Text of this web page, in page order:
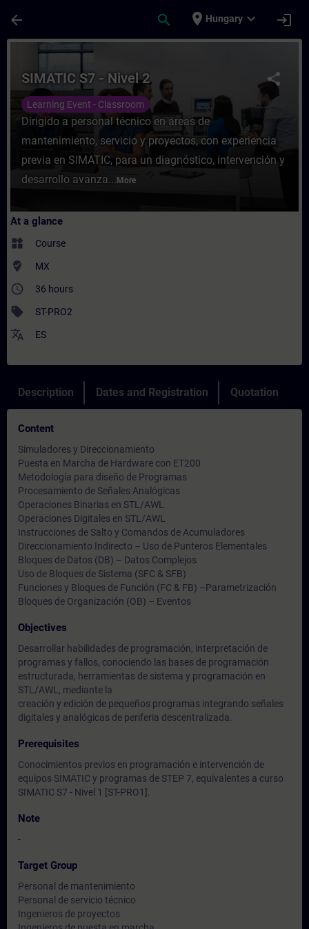
arrow_back search place Hungary expand_more login
Course - SIMATIC S7 - Nivel 2 - Training
share
SIMATIC S7 - Nivel 2
Learning Event - Classroom
Dirigido a personal técnico en áreas de
mantenimiento, servicio y proyectos, con experiencia
previa en SIMATIC, para un diagnóstico, intervención y
desarrollo avanza... More
At a glance
widgets Course
where_to_vote MX
access_time 36 hours
sell ST-PRO2
translate ES
Description Dates and Registration Quotation
Content
Simuladores y Direccionamiento
Puesta en Marcha de Hardware con ET200
Metodología para diseño de Programas
Procesamiento de Señales Analógicas
Operaciones Binarias en STL/AWL
Operaciones Digitales en STL/AWL
Instrucciones de Salto y Comandos de Acumuladores
Direccionamiento Indirecto – Uso de Punteros Elementales
Bloques de Datos (DB) – Datos Complejos
Uso de Bloques de Sistema (SFC & SFB)
Funciones y Bloques de Función (FC & FB) –Parametrización
Bloques de Organización (OB) – Eventos
Objectives
Desarrollar habilidades de programación, interpretación de
programas y fallos, conociendo las bases de programación
estructurada, herramientas de sistema y programación en
STL/AWL, mediante la
creación y edición de pequeños programas integrando señales
digitales y analógicas de periferia descentralizada.
Prerequisites
Conocimientos previos en programación e intervención de
equipos SIMATIC y programas de STEP 7, equivalentes a curso
SIMATIC S7 - Nivel 1 [ST-PRO1].
Note
-
Target Group
Personal de mantenimiento
Personal de servicio técnico
Ingenieros de proyectos